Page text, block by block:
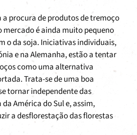
procura de produtos de tremoço
mercado é ainda muito pequeno
o da soja. Iniciativas individuais,
e na Alemanha, estão a tentar
como uma alternativa
Trata-se de uma boa
tornar independente das
América do Sul e, assim,
a desflorestação das florestas